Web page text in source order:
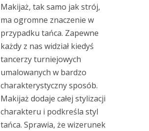
Makijaż, tak samo jak strój,
ma ogromne znaczenie w
przypadku tańca. Zapewne
każdy z nas widział kiedyś
tancerzy turniejowych
umalowanych w bardzo
charakterystyczny sposób.
Makijaż dodaje całej stylizacji
charakteru i podkreśla styl
tańca. Sprawia, że wizerunek